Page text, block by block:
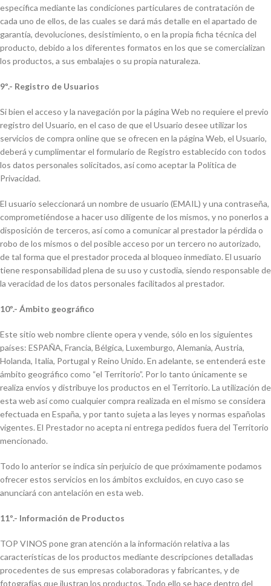
específica mediante las condiciones particulares de contratación de
cada uno de ellos, de las cuales se dará más detalle en el apartado de
garantía, devoluciones, desistimiento, o en la propia ficha técnica del
producto, debido a los diferentes formatos en los que se comercializan
los productos, a sus embalajes o su propia naturaleza.
9º.- Registro de Usuarios
Si bien el acceso y la navegación por la página Web no requiere el previo
registro del Usuario, en el caso de que el Usuario desee utilizar los
servicios de compra online que se ofrecen en la página Web, el Usuario,
deberá y cumplimentar el formulario de Registro establecido con todos
los datos personales solicitados, así como aceptar la Política de
Privacidad.
El usuario seleccionará un nombre de usuario (EMAIL) y una contraseña,
comprometiéndose a hacer uso diligente de los mismos, y no ponerlos a
disposición de terceros, así como a comunicar al prestador la pérdida o
robo de los mismos o del posible acceso por un tercero no autorizado,
de tal forma que el prestador proceda al bloqueo inmediato. El usuario
tiene responsabilidad plena de su uso y custodia, siendo responsable de
la veracidad de los datos personales facilitados al prestador.
10º.- Ámbito geográfico
Este sitio web nombre cliente opera y vende, sólo en los siguientes
países: ESPAÑA, Francia, Bélgica, Luxemburgo, Alemania, Austria,
Holanda, Italia, Portugal y Reino Unido. En adelante, se entenderá este
ámbito geográfico como “el Territorio”. Por lo tanto únicamente se
realiza envíos y distribuye los productos en el Territorio. La utilización de
esta web así como cualquier compra realizada en el mismo se considera
efectuada en España, y por tanto sujeta a las leyes y normas españolas
vigentes. El Prestador no acepta ni entrega pedidos fuera del Territorio
mencionado.
Todo lo anterior se indica sin perjuicio de que próximamente podamos
ofrecer estos servicios en los ámbitos excluidos, en cuyo caso se
anunciará con antelación en esta web.
11º.- Información de Productos
TOP VINOS pone gran atención a la información relativa a las
características de los productos mediante descripciones detalladas
procedentes de sus empresas colaboradoras y fabricantes, y de
fotografías que ilustran los productos. Todo ello se hace dentro del